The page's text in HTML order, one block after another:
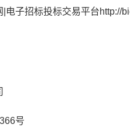
电子招标投标交易平台http://
号